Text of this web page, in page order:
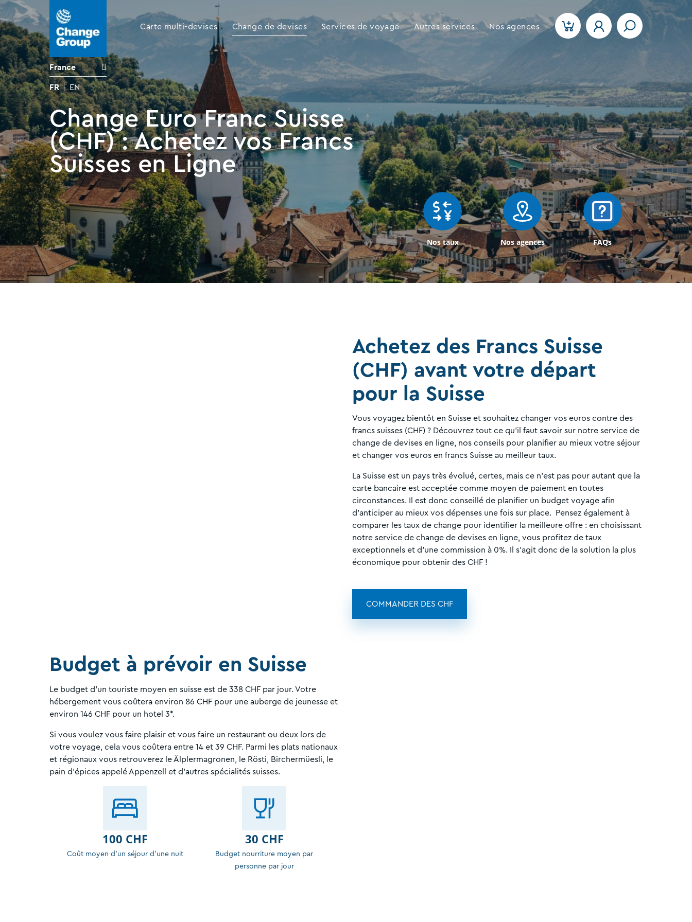
France
FR EN
Carte multi-devises Change de devises Services de voyage Autres services Nos agences
Change Euro Franc Suisse
(CHF) : Achetez vos Francs
Suisses en Ligne
Nos taux Nos agences FAQs
Achetez des Francs Suisse
(CHF) avant votre départ
pour la Suisse
Vous voyagez bientôt en Suisse et souhaitez changer vos euros contre des
francs suisses (CHF) ? Découvrez tout ce qu'il faut savoir sur notre service de
change de devises en ligne, nos conseils pour planifier au mieux votre séjour
et changer vos euros en francs Suisse au meilleur taux.
La Suisse est un pays très évolué, certes, mais ce n’est pas pour autant que la
carte bancaire est acceptée comme moyen de paiement en toutes
circonstances. Il est donc conseillé de planifier un budget voyage afin
d'anticiper au mieux vos dépenses une fois sur place. Pensez également à
comparer les taux de change pour identifier la meilleure offre : en choisissant
notre service de change de devises en ligne, vous profitez de taux
exceptionnels et d'une commission à 0%. Il s'agit donc de la solution la plus
économique pour obtenir des CHF !
COMMANDER DES CHF
Budget à prévoir en Suisse
Le budget d’un touriste moyen en suisse est de 338 CHF par jour. Votre
hébergement vous coûtera environ 86 CHF pour une auberge de jeunesse et
environ 146 CHF pour un hotel 3*.
Si vous voulez vous faire plaisir et vous faire un restaurant ou deux lors de
votre voyage, cela vous coûtera entre 14 et 39 CHF. Parmi les plats nationaux
et régionaux vous retrouverez le Älplermagronen, le Rösti, Birchermüesli, le
pain d’épices appelé Appenzell et d’autres spécialités suisses.
100 CHF
Coût moyen d'un séjour d'une nuit
30 CHF
Budget nourriture moyen par
personne par jour